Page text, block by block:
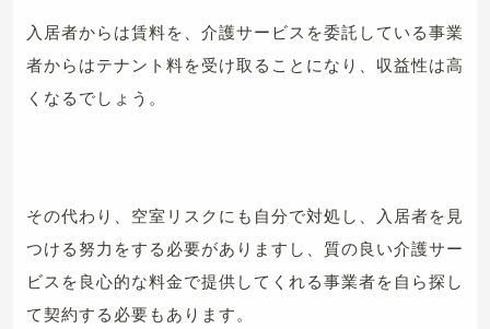
入居者からは賃料を、介護サービスを委託している事業
者からはテナント料を受け取ることになり、収益性は高
くなるでしょう。
その代わり、空室リスクにも自分で対処し、入居者を見
つける努力をする必要がありますし、質の良い介護サー
ビスを良心的な料金で提供してくれる事業者を自ら探し
て契約する必要もあります。